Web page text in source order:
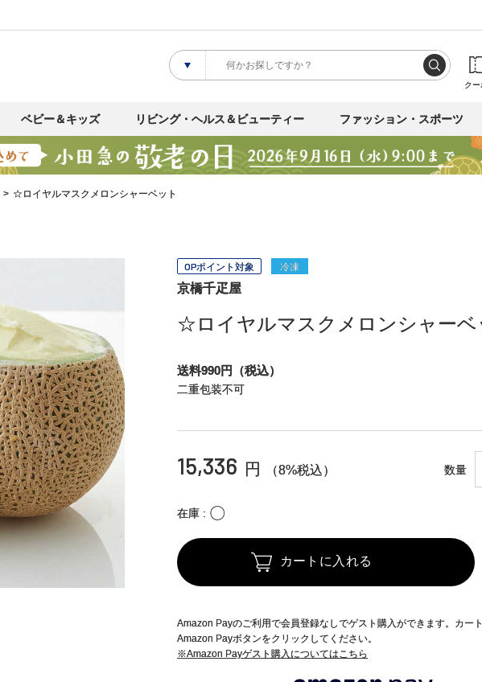
クー
ベビー＆キッズ リビング・ヘルス＆ビューティー ファッション・スポーツ
☆ロイヤルマスクメロンシャーベット
OPポイント対象 冷凍
京橋千疋屋
☆ロイヤルマスクメロンシャーベ
送料990円（税込）
二重包装不可
15,336 円 （8%税込） 数量
在庫 〇
カートに入れる
Amazon Payのご利用で会員登録なしでゲスト購入ができます。カー
Amazon Payボタンをクリックしてください。
※Amazon Payゲスト購入についてはこちら